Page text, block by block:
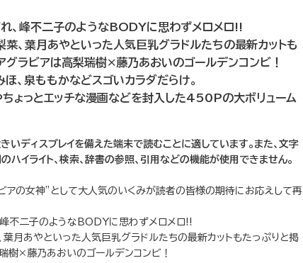
、峰不二子のようなBODYに思わずメロメロ!!
菜、葉月あやといった人気巨乳グラドルたちの最新カットも
グラビアは高梨瑞樹×藤乃あおいのゴールデンコンビ！
ほ、泉ももかなどスゴいカラダだらけ。
ょっとエッチな漫画などを封入した450Pの大ボリューム
いディスプレイを備えた端末で読むことに適しています。また、文字
ハイライト、検索、辞書の参照、引用などの機能が使用できません。
アの女神”として大人気のいくみが読者の皆様の期待にお応えして再
不二子のようなBODYに思わずメロメロ!!
葉月あやといった人気巨乳グラドルたちの最新カットもたっぷりと掲
樹×藤乃あおいのゴールデンコンビ！